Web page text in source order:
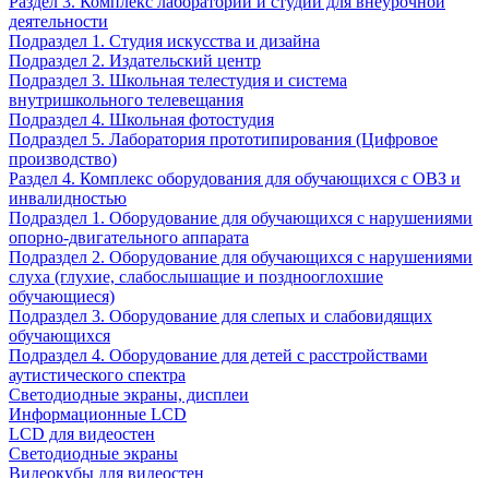
деятельности
Подраздел 1. Студия искусства и дизайна
Подраздел 2. Издательский центр
Подраздел 3. Школьная телестудия и система
внутришкольного телевещания
Подраздел 4. Школьная фотостудия
Подраздел 5. Лаборатория прототипирования (Цифровое
производство)
Раздел 4. Комплекс оборудования для обучающихся с ОВЗ и
инвалидностью
Подраздел 1. Оборудование для обучающихся с нарушениями
опорно-двигательного аппарата
Подраздел 2. Оборудование для обучающихся с нарушениями
слуха (глухие, слабослышащие и позднооглохшие
обучающиеся)
Подраздел 3. Оборудование для слепых и слабовидящих
обучающихся
Подраздел 4. Оборудование для детей с расстройствами
аутистического спектра
Светодиодные экраны, дисплеи
Информационные LCD
LCD для видеостен
Светодиодные экраны
Видеокубы для видеостен